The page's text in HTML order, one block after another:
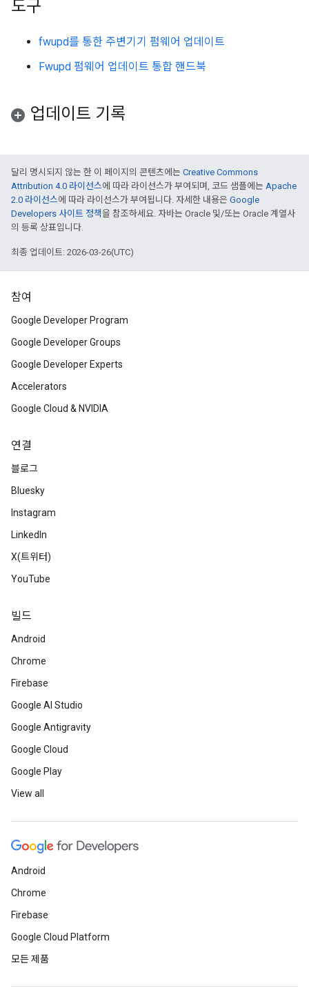
도구
fwupd를 통한 주변기기 펌웨어 업데이트
Fwupd 펌웨어 업데이트 통합 핸드북
업데이트 기록
달리 명시되지 않는 한 이 페이지의 콘텐츠에는 Creative Commons
Attribution 4.0 라이선스에 따라 라이선스가 부여되며, 코드 샘플에는 Apache
2.0 라이선스에 따라 라이선스가 부여됩니다. 자세한 내용은 Google
Developers 사이트 정책을 참조하세요. 자바는 Oracle 및/또는 Oracle 계열사
의 등록 상표입니다.
최종 업데이트: 2026-03-26(UTC)
참여
Google Developer Program
Google Developer Groups
Google Developer Experts
Accelerators
Google Cloud & NVIDIA
연결
블로그
Bluesky
Instagram
LinkedIn
X(트위터)
YouTube
빌드
Android
Chrome
Firebase
Google AI Studio
Google Antigravity
Google Cloud
Google Play
View all
Android
Chrome
Firebase
Google Cloud Platform
모든 제품